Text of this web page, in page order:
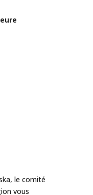
le comité
vous